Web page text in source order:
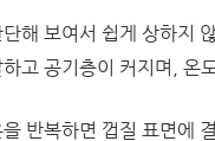
해 보여서 쉽게 상하지
고 공기층이 커지며, 온
반복하면 껍질 표면에